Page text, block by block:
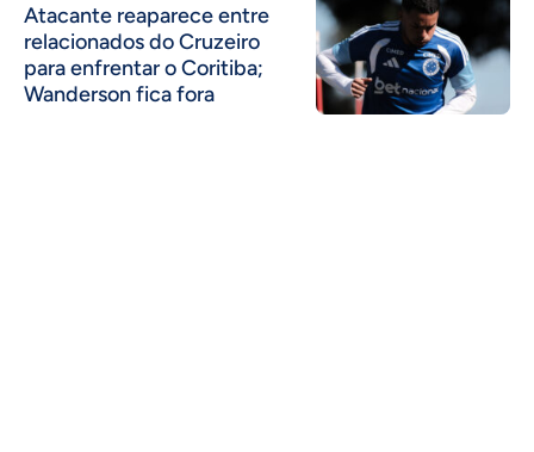
Atacante reaparece entre
relacionados do Cruzeiro
para enfrentar o Coritiba;
Wanderson fica fora